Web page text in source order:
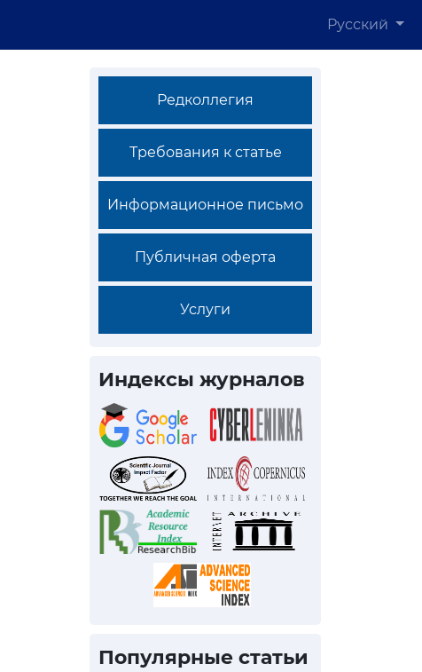
Русский
Редколлегия
Требования к статье
Информационное письмо
Публичная оферта
Услуги
Индексы журналов
Популярные статьи